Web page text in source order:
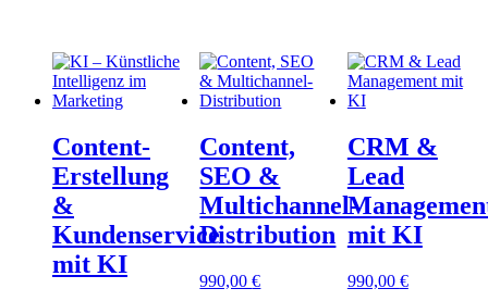
Content-
Erstellung
&
Kundenservice
mit KI
Content,
SEO &
Multichannel-
Distribution
990,00€
CRM &
Lead
mit KI
990,00 €